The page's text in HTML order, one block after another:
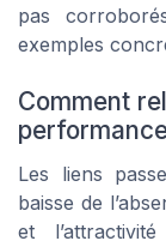
pas
exemples
Comment
Les liens
baisse de
et